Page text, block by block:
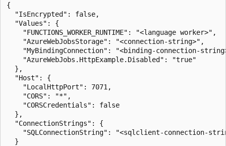
{
  "IsEncrypted": false,
  "Values": {
    "FUNCTIONS_WORKER_RUNTIME": "<language worker>",
    "AzureWebJobsStorage": "<connection-string>",
"MyBindingConnection": "<binding-connection-
    "AzureWebJobs.HttpExample.Disabled": "true"
  },
  "Host": {
    "LocalHttpPort": 7071,
    "CORS": "*",
    "CORSCredentials": false
  },
  "ConnectionStrings": {
"SQLConnectionString": "<sqlclient-connection-
  }